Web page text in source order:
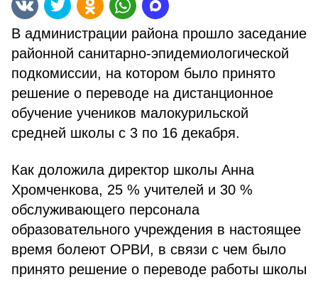
В администрации района прошло заседание
районной санитарно-эпидемиологической
подкомиссии, на котором было принято
решение о переводе на дистанционное
обучение учеников малокурильской
средней школы с 3 по 16 декабря.
Как доложила директор школы Анна
Хромченкова, 25 % учителей и 30 %
обслуживающего персонала
образовательного учреждения в настоящее
время болеют ОРВИ, в связи с чем было
принято решение о переводе работы школы